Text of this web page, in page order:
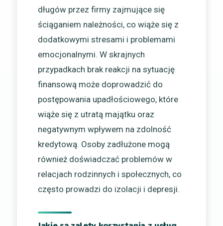
długów przez firmy zajmujące się
ściąganiem należności, co wiąże się z
dodatkowymi stresami i problemami
emocjonalnymi. W skrajnych
przypadkach brak reakcji na sytuację
finansową może doprowadzić do
postępowania upadłościowego, które
wiąże się z utratą majątku oraz
negatywnym wpływem na zdolność
kredytową. Osoby zadłużone mogą
również doświadczać problemów w
relacjach rodzinnych i społecznych, co
często prowadzi do izolacji i depresji.